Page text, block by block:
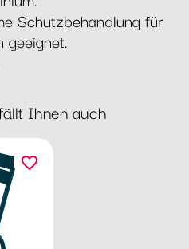
Schutzbehandlung für
geeignet.
Ihnen auch
favorite_border